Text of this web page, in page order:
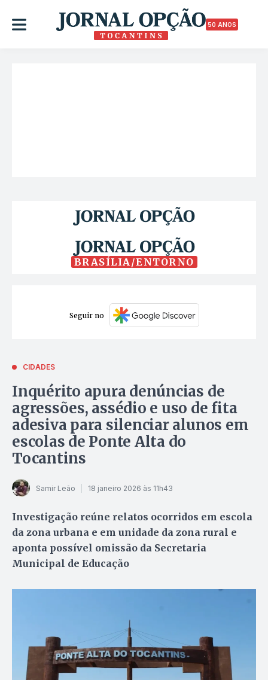
50 ANOS
BRASÍLIA/ENTORNO
Seguir no
CIDADES
Inquérito apura denúncias de
agressões, assédio e uso de fita
adesiva para silenciar alunos em
escolas de Ponte Alta do
Tocantins
Samir Leão 18 janeiro 2026 às 11h43
Investigação reúne relatos ocorridos em escola
da zona urbana e em unidade da zona rural e
aponta possível omissão da Secretaria
Municipal de Educação